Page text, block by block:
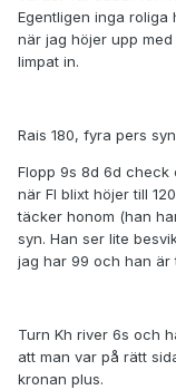
Egentligen inga
när jag höjer upp
limpat in.
Rais 180, fyra pers
Flopp 9s 8d 6d check
när FI blixt höjer till
täcker honom (han
syn. Han ser lite
jag har 99 och han är
Turn Kh river 6s och
att man var på rätt
kronan plus.